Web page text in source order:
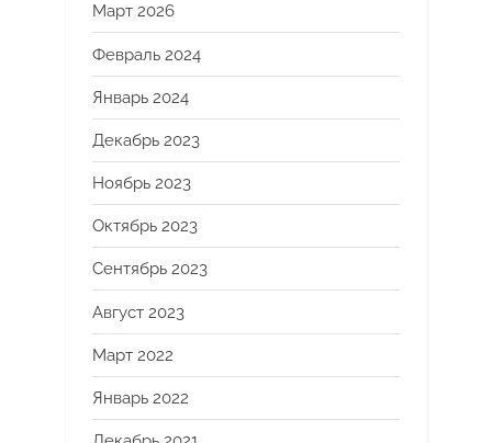
Март 2026
Февраль 2024
Январь 2024
Декабрь 2023
Ноябрь 2023
Октябрь 2023
Сентябрь 2023
Август 2023
Март 2022
Январь 2022